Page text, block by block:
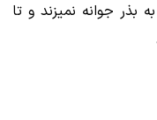
جوانه نمیزند و تا